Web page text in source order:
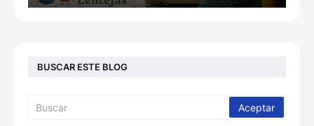
BUSCAR ESTE BLOG